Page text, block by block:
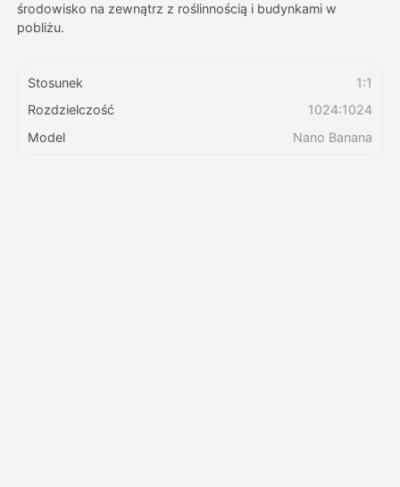
API
środowisko na zewnątrz z roślinnością i budynkami w
pobliżu.
Stosunek
1:1
Rozdzielczość
1024:1024
Model
Nano Banana